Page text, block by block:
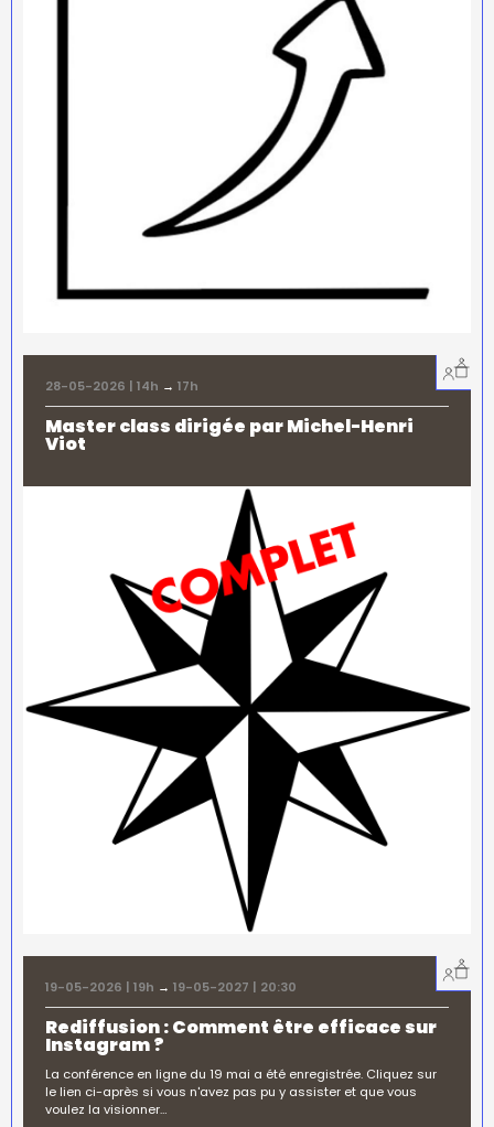
28-05-2026 | 14h → 17h
Master class dirigée par Michel-Henri
Viot
19-05-2026 | 19h → 19-05-2027 | 20:30
Rediffusion : Comment être efficace sur
Instagram ?
La conférence en ligne du 19 mai a été enregistrée. Cliquez sur
le lien ci-après si vous n'avez pas pu y assister et que vous
voulez la visionner…